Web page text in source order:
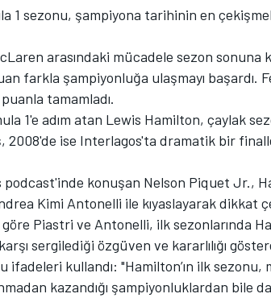
1 sezonu, şampiyona tarihinin en
arasındaki mücadele sezon
farkla şampiyonluğa ulaşmayı başardı.
tamamladı.
1'e adım atan Lewis Hamilton, çaylak
2008'de ise Interlagos'ta dramatik bir
podcast'inde konuşan Nelson Piquet Jr.,
Kimi Antonelli ile kıyaslayarak dikkat
Piastri ve Antonelli, ilk sezonlarında
sergilediği özgüven ve kararlılığı
ifadeleri kullandı: "Hamilton’ın ilk
kazandığı şampiyonluklardan bile